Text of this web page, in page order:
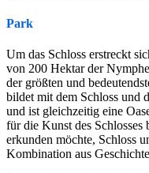
Park
Um das Schloss erstreckt
von 200 Hektar der
der größten und
bildet mit dem Schloss und
und ist gleichzeitig eine
für die Kunst des Schlosses
erkunden möchte, Schloss
Kombination aus